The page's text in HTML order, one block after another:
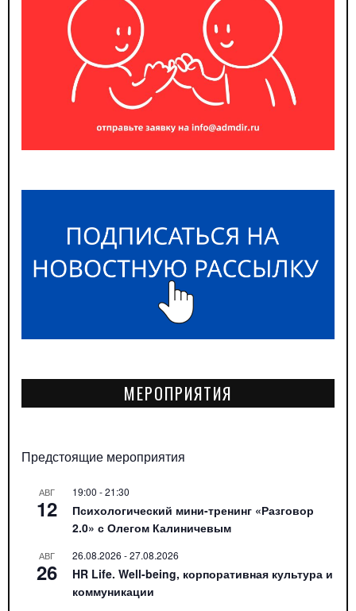
МЕРОПРИЯТИЯ
Предстоящие мероприятия
АВГ
12
19:00 -21:30
Психологический мини-тренинг «Разговор
2.0» с Олегом Калиничевым
АВГ
26
26.08.2026 -27.08.2026
HR Life. Well-being, корпоративная культура и
коммуникации